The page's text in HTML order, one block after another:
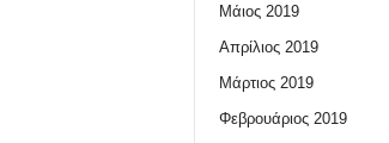
Μάιος 2019
Απρίλιος 2019
Μάρτιος 2019
Φεβρουάριος 2019